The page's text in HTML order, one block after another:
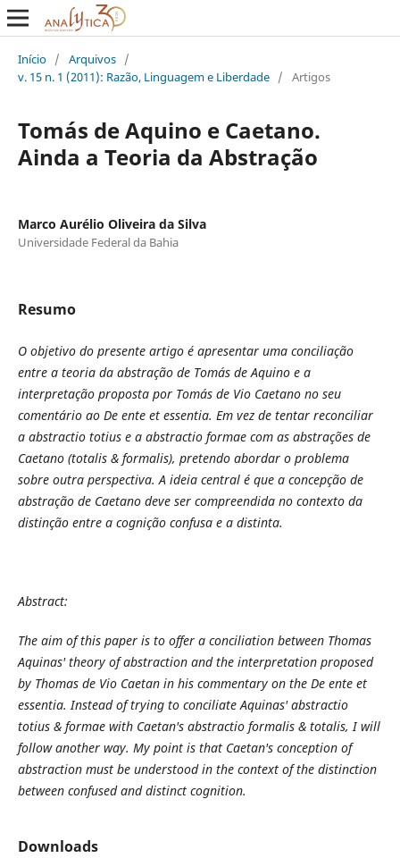
Início / Arquivos /
v. 15 n. 1 (2011): Razão, Linguagem e Liberdade / Artigos
Tomás de Aquino e Caetano.
Ainda a Teoria da Abstração
Marco Aurélio Oliveira da Silva
Universidade Federal da Bahia
Resumo
O objetivo do presente artigo é apresentar uma conciliação
entre a teoria da abstração de Tomás de Aquino e a
interpretação proposta por Tomás de Vio Caetano no seu
comentário ao De ente et essentia. Em vez de tentar reconciliar
a abstractio totius e a abstractio formae com as abstrações de
Caetano (totalis & formalis), pretendo abordar o problema
sobre outra perspectiva. A ideia central é que a concepção de
abstração de Caetano deve ser compreendida no contexto da
distinção entre a cognição confusa e a distinta.
Abstract:
The aim of this paper is to offer a conciliation between Thomas
Aquinas' theory of abstraction and the interpretation proposed
by Thomas de Vio Caetan in his commentary on the De ente et
essentia. Instead of trying to conciliate Aquinas' abstractio
totius & formae with Caetan's abstractio formalis & totalis, I will
follow another way. My point is that Caetan's conception of
abstraction must be understood in the context of the distinction
between confused and distinct cognition.
Downloads